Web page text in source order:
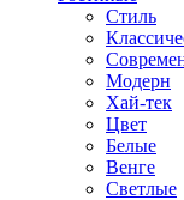
Стиль
Модерн
Хай-тек
Цвет
Белые
Венге
Светлые